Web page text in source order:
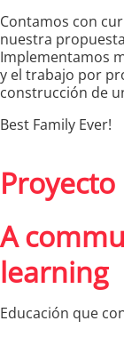
Contamos con
nuestra
Implementamos
y el trabajo por
construcción de
Best Family Ever!
A
learning
Educación que